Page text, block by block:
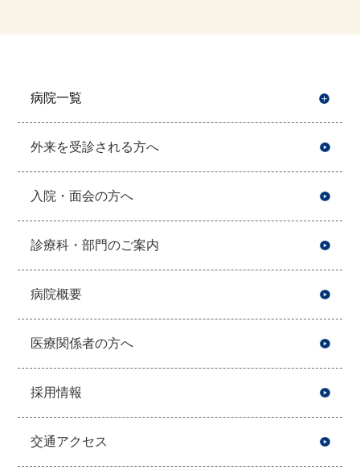
病院一覧
外来を受診される方へ
入院・面会の方へ
診療科・部門のご案内
病院概要
医療関係者の方へ
採用情報
交通アクセス